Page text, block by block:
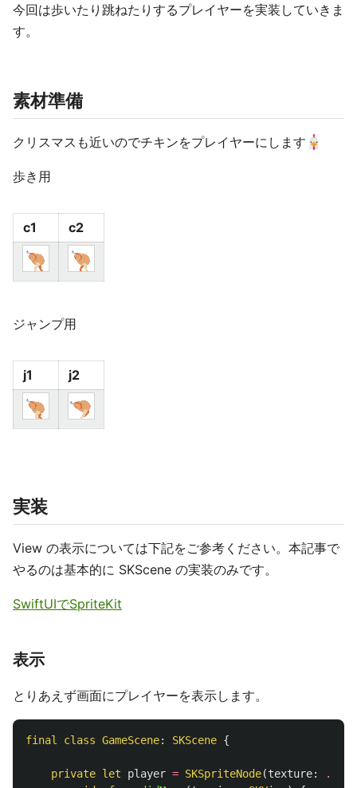
今回は歩いたり跳ねたりするプレイヤーを実装していきま
す。
素材準備
クリスマスも近いのでチキンをプレイヤーにします
歩き用
c1 c2
ジャンプ用
j1 j2
実装
View の表示については下記をご参考ください。本記事で
やるのは基本的に SKScene の実装のみです。
SwiftUIでSpriteKit
表示
とりあえず画面にプレイヤーを表示します。
final class GameScene: SKScene {
private let player = SKSpriteNode(texture: .